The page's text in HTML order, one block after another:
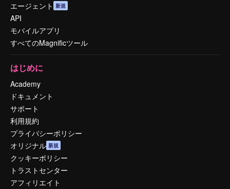
エージェント 新規
API
モバイルアプリ
すべてのMagnificツール
はじめに
Academy
ドキュメント
サポート
利用規約
プライバシーポリシー
オリジナル 新規
クッキーポリシー
トラストセンター
アフィリエイト